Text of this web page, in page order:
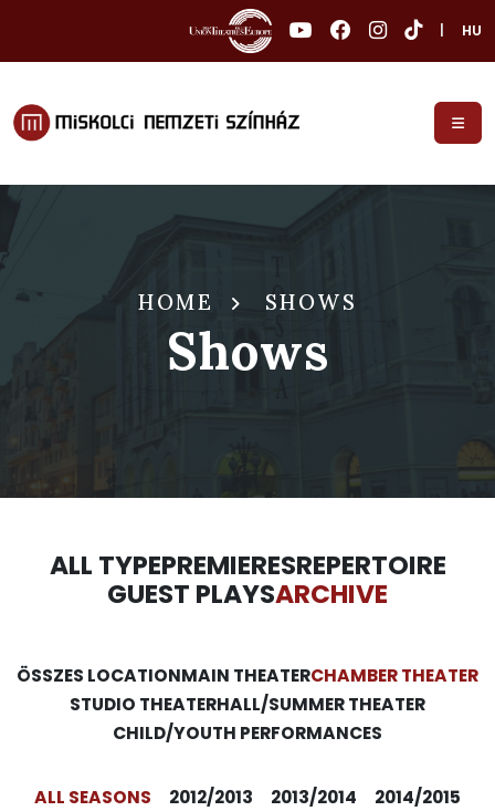
HU
HOME SHOWS
Shows
ALL TYPEPREMIERESREPERTOIRE
GUEST PLAYSARCHIVE
ÖSSZES LOCATIONMAIN THEATERCHAMBER THEATER
STUDIO THEATERHALL/SUMMER THEATER
CHILD/YOUTH PERFORMANCES
ALL SEASONS 2012/2013 2013/2014
2014/2015